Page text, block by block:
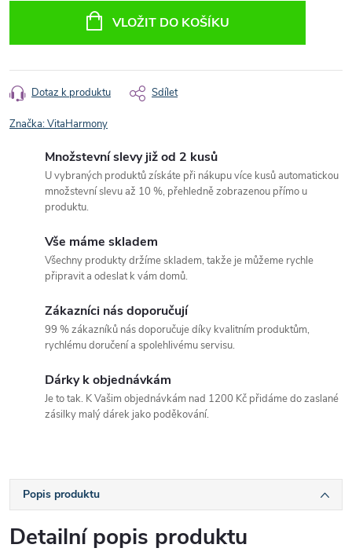
VLOŽIT DO KOŠÍKU
Dotaz k produktu Sdílet
Značka:VitaHarmony
Množstevní slevy již od 2 kusů
U vybraných produktů získáte při nákupu více kusů automatickou
množstevní slevu až 10 %, přehledně zobrazenou přímo u
produktu.
Vše máme skladem
Všechny produkty držíme skladem, takže je můžeme rychle
připravit a odeslat k vám domů.
Zákazníci nás doporučují
99 % zákazníků nás doporučuje díky kvalitním produktům,
rychlému doručení a spolehlivému servisu.
Dárky k objednávkám
Je to tak. K Vašim objednávkám nad 1200 Kč přidáme do zaslané
zásilky malý dárek jako poděkování.
Popis produktu
Detailní popis produktu